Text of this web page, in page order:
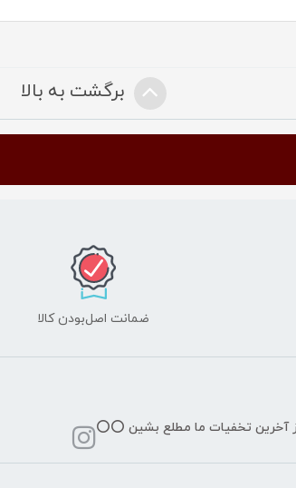
برگشت به بالا
ضمانت اصل‌بودن کالا
آخرین تخفیات ما مطلع بشین ⭕️⭕️